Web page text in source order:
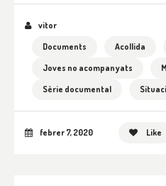
vitor
Documents
Acollida
Joves no acompanyats
Sèrie documental
febrer 7, 2020 Like